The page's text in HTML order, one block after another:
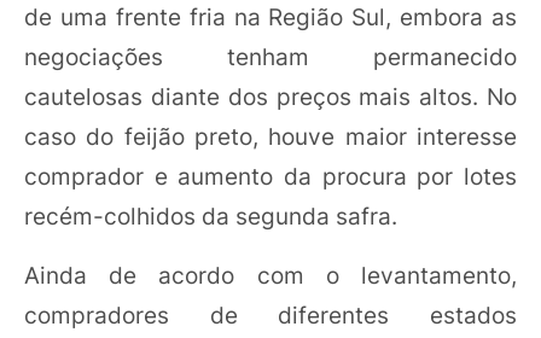
de uma frente fria na Região Sul, embora as
negociações tenham permanecido
cautelosas diante dos preços mais altos. No
caso do feijão preto, houve maior interesse
comprador e aumento da procura por lotes
recém-colhidos da segunda safra.
Ainda de acordo com o levantamento,
compradores de diferentes estados